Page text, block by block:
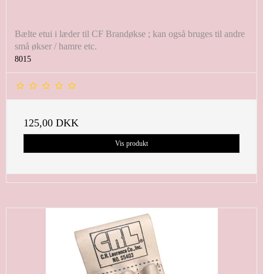
Bælte etui i læder til CF Brandøkse ; kan også bruges til andre
små økser / hamre etc.
8015
125,00 DKK
Vis produkt